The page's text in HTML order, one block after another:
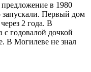
в 1980
запускали. Первый дом
2 года. В
с годовалой дочкой
В Могилеве не знал